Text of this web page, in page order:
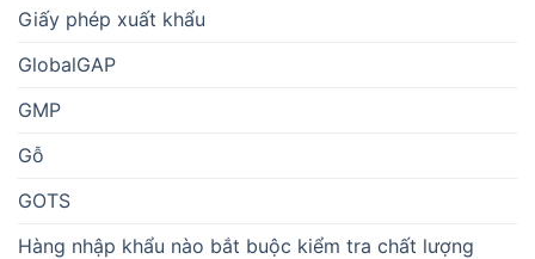
Giấy phép xuất khẩu
GlobalGAP
GMP
Gỗ
GOTS
Hàng nhập khẩu nào bắt buộc kiểm tra chất lượng